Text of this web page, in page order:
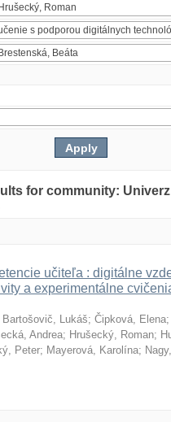
for community:
učiteľa : digitálne
a experimentálne
Bartošovič, Lukáš; Čipková, Elena
Andrea; Hrušecký, Roman;
Peter; Mayerová, Karolína;